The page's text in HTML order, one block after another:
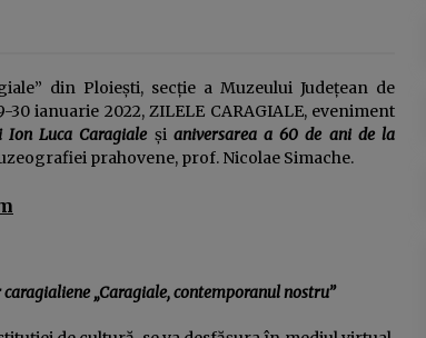
23 ianuarie 2026
Deputatul Bogdan Toader (PSD):
„Românii au nevoie de o piață RCA
corectă și echilibrată!”
din Ploieşti, secţie a Muzeului Judeţean de
ianuarie 2022, ZILELE CARAGIALE, eveniment
Luca Caragiale şi aniversarea a 60 de ani de la
prahovene, prof. Nicolae Simache.
„Caragiale, contemporanul nostru”